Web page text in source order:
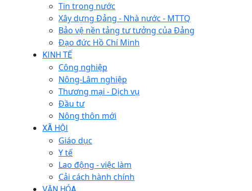
Tin trong nước
Xây dựng Đảng - Nhà nước - MTTQ
Bảo vệ nền tảng tư tưởng của Đảng
Đạo đức Hồ Chí Minh
KINH TẾ
Công nghiệp
Nông-Lâm nghiệp
Thương mại - Dịch vụ
Đầu tư
Nông thôn mới
XÃ HỘI
Giáo dục
Y tế
Lao động - việc làm
Cải cách hành chính